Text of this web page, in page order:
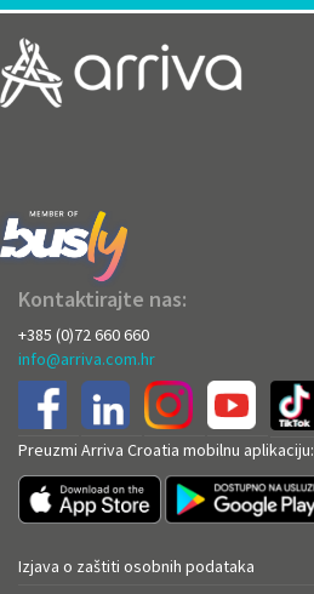
Kontaktirajte nas:
+385 (0)72 660 660
info@arriva.com.hr
Preuzmi Arriva Croatia mobilnu aplikaciju:
Izjava o zaštiti osobnih podataka